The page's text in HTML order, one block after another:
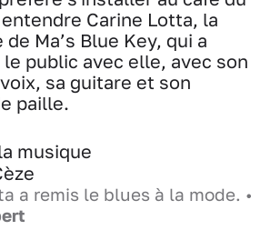
Carine Lotta, la
de Ma’s Blue Key, qui a
public avec elle, avec son
sa guitare et son
paille.
a remis le blues à la mode. •